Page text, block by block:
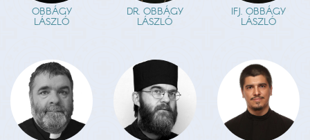
OBBÁGY
LÁSZLÓ
DR. OBBÁGY
LÁSZLÓ
IFJ. OBBÁGY
LÁSZLÓ